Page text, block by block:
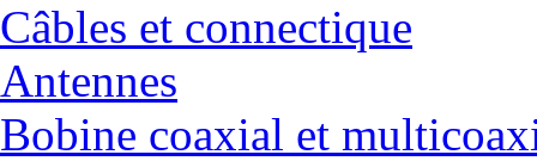
Câbles et connectique
Antennes
Bobine coaxial et